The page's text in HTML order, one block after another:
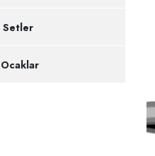
Setler